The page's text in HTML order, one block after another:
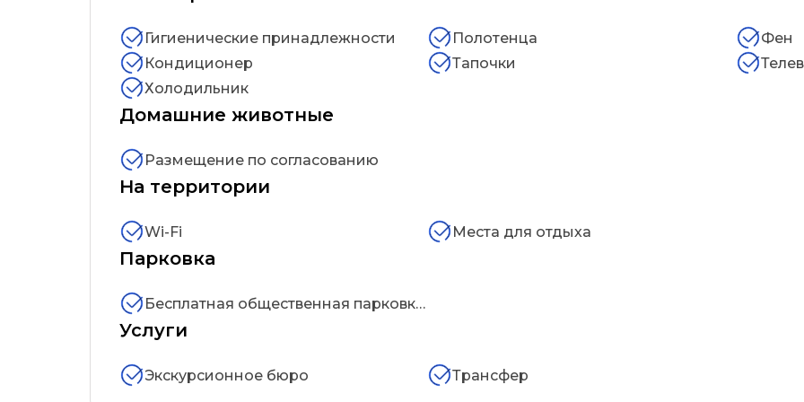
Гигиенические принадлежности Полотенца
Фен
Кондиционер
Тапочки
Холодильник
Домашние животные
Размещение по согласованию
На территории
Wi-Fi Места для отдыха
Парковка
Бесплатная общественная парковка поблизости
Услуги
Экскурсионное бюро Трансфер